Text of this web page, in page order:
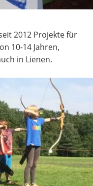
2012 Projekte für
10-14 Jahren,
in Lienen.